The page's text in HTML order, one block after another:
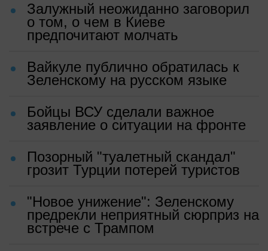
Залужный неожиданно заговорил
о том, о чем в Киеве
предпочитают молчать
Вайкуле публично обратилась к
Зеленскому на русском языке
Бойцы ВСУ сделали важное
заявление о ситуации на фронте
Позорный "туалетный скандал"
грозит Турции потерей туристов
"Новое унижение": Зеленскому
предрекли неприятный сюрприз на
встрече с Трампом